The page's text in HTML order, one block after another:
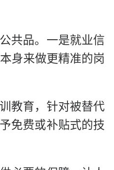
共品。一是就业信
身来做更精准的岗
教育，针对被替代
免费或补贴式的技